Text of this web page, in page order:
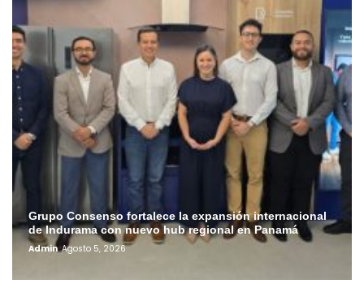
Grupo Consenso fortalece la expansión internacional
de Indurama con nuevo hub regional en Panamá
Admin Agosto 5, 2026